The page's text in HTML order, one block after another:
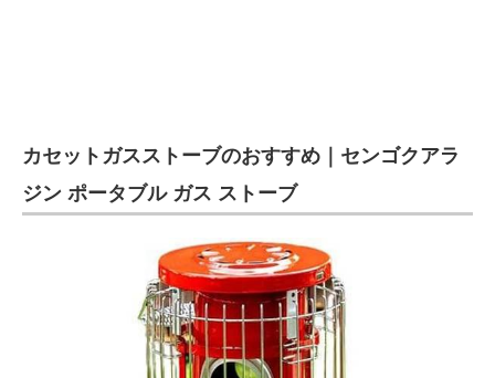
カセットガスストーブのおすすめ｜センゴクアラ
ジン ポータブル ガス ストーブ